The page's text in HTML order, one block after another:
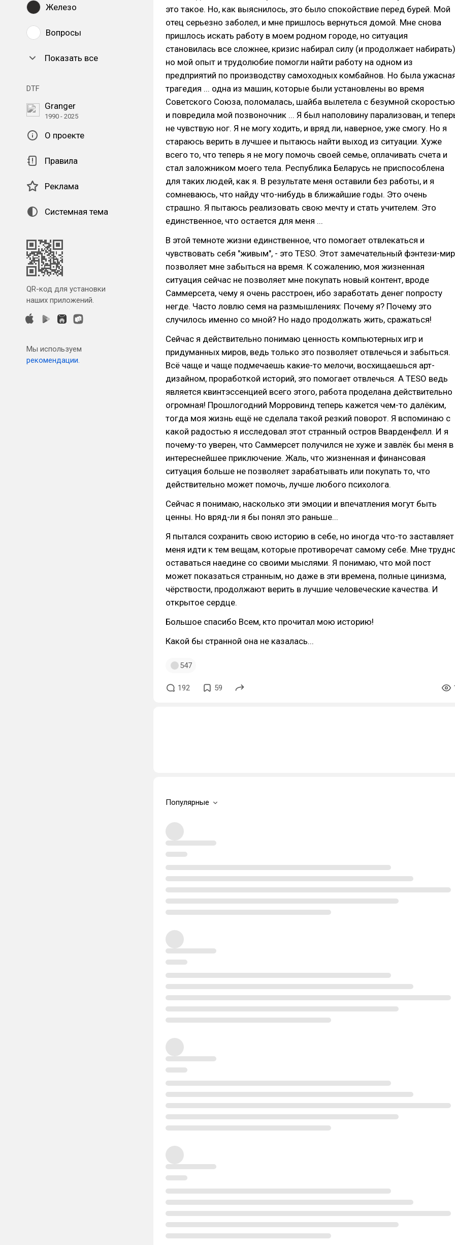
Железо
Вопросы
Показать все
DTF
Granger
1990 - 2025
О проекте
Правила
Реклама
Системная тема
QR-код для установки
наших приложений.
Мы используем
рекомендации.
это такое. Но, как выяснилось, это было спокойствие перед бурей. Мой
отец серьезно заболел, и мне пришлось вернуться домой. Мне снова
пришлось искать работу в моем родном городе, но ситуация
становилась все сложнее, кризис набирал силу (и продолжает
но мой опыт и трудолюбие помогли найти работу на одном из
предприятий по производству самоходных комбайнов. Но была
трагедия ... одна из машин, которые были установлены во время
Советского Союза, поломалась, шайба вылетела с безумной скоростью
и повредила мой позвоночник ... Я был наполовину парализован, и
не чувствую ног. Я не могу ходить, и вряд ли, наверное, уже смогу. Но я
стараюсь верить в лучшее и пытаюсь найти выход из ситуации. Хуже
всего то, что теперь я не могу помочь своей семье, оплачивать счета и
стал заложником моего тела. Республика Беларусь не приспособлена
для таких людей, как я. В результате меня оставили без работы, и я
сомневаюсь, что найду что-нибудь в ближайшие годы. Это очень
страшно. Я пытаюсь реализовать свою мечту и стать учителем. Это
единственное, что остается для меня ...
В этой темноте жизни единственное, что помогает отвлекаться и
чувствовать себя "живым", - это TESO. Этот замечательный фэнтези-мир
позволяет мне забыться на время. К сожалению, моя жизненная
ситуация сейчас не позволяет мне покупать новый контент, вроде
Саммерсета, чему я очень расстроен, ибо заработать денег попросту
негде. Часто ловлю семя на размышлениях: Почему я? Почему это
случилось именно со мной? Но надо продолжать жить, сражаться!
Сейчас я действительно понимаю ценность компьютерных игр и
придуманных миров, ведь только это позволяет отвлечься и забыться.
Всё чаще и чаще подмечаешь какие-то мелочи, восхищаешься арт-
дизайном, проработкой историй, это помогает отвлечься. А TESO ведь
является квинтэссенцией всего этого, работа проделана действительно
огромная! Прошлогодний Морровинд теперь кажется чем-то далёким,
тогда моя жизнь ещё не сделала такой резкий поворот. Я вспоминаю с
какой радостью я исследовал этот странный остров Вварденфелл. И я
почему-то уверен, что Саммерсет получился не хуже и завлёк бы меня в
интереснейшее приключение. Жаль, что жизненная и финансовая
ситуация больше не позволяет зарабатывать или покупать то, что
действительно может помочь, лучше любого психолога.
Сейчас я понимаю, насколько эти эмоции и впечатления могут быть
ценны. Но вряд-ли я бы понял это раньше...
Я пытался сохранить свою историю в себе, но иногда что-то заставляет
меня идти к тем вещам, которые противоречат самому себе. Мне
оставаться наедине со своими мыслями. Я понимаю, что мой пост
может показаться странным, но даже в эти времена, полные цинизма,
чёрствости, продолжают верить в лучшие человеческие качества. И
открытое сердце.
Большое спасибо Всем, кто прочитал мою историю!
Какой бы странной она не казалась...
547
192 59
Популярные